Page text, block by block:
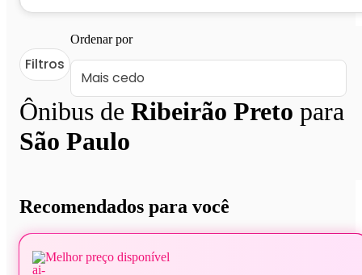
Ônibus de Ribeirão Preto para
São Paulo
Filtros
Ordenar por
Recomendados para você
Melhor preço disponível